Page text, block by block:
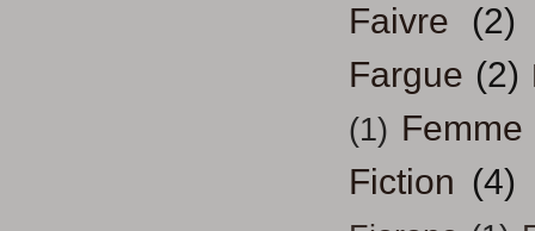
Faivre
(2)
Fargue (2)
(1) Femme
Fiction (4)